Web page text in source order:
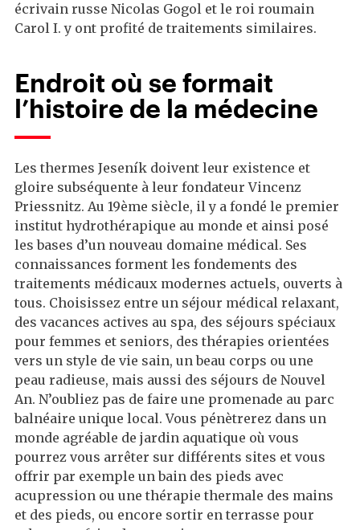
écrivain russe Nicolas Gogol et le roi roumain
Carol I. y ont profité de traitements similaires.
Endroit où se formait
l’histoire de la médecine
Les thermes Jeseník doivent leur existence et
gloire subséquente à leur fondateur Vincenz
Priessnitz. Au 19ème siècle, il y a fondé le premier
institut hydrothérapique au monde et ainsi posé
les bases d’un nouveau domaine médical. Ses
connaissances forment les fondements des
traitements médicaux modernes actuels, ouverts à
tous. Choisissez entre un séjour médical relaxant,
des vacances actives au spa, des séjours spéciaux
pour femmes et seniors, des thérapies orientées
vers un style de vie sain, un beau corps ou une
peau radieuse, mais aussi des séjours de Nouvel
An. N’oubliez pas de faire une promenade au parc
balnéaire unique local. Vous pénètrerez dans un
monde agréable de jardin aquatique où vous
pourrez vous arrêter sur différents sites et vous
offrir par exemple un bain des pieds avec
acupression ou une thérapie thermale des mains
et des pieds, ou encore sortir en terrasse pour